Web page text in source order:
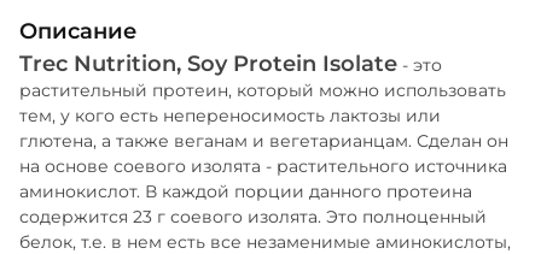
Описание
Trec Nutrition, Soy Protein Isolate - это
растительный протеин, который можно использовать
тем, у кого есть непереносимость лактозы или
глютена, а также веганам и вегетарианцам. Сделан он
на основе соевого изолята - растительного источника
аминокислот. В каждой порции данного протеина
содержится 23 г соевого изолята. Это полноценный
белок, т.е. в нем есть все незаменимые аминокислоты,